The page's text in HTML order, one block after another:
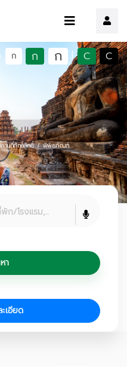
ก ก ก | C C
ถานที่ศักดิ์สิทธิ์ / พิพิธภัณฑ์
า
เอียด